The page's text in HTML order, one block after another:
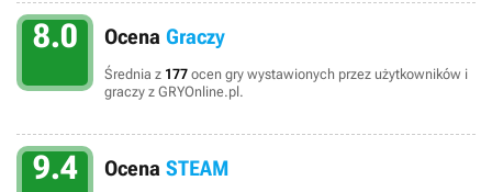
8.0 Ocena Graczy
Średnia z 177 ocen gry wystawionych przez użytkowników i
graczy z GRYOnline.pl.
9.4 Ocena STEAM